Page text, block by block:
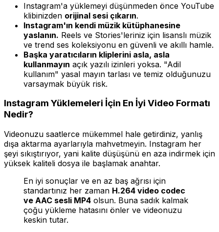
Instagram'a yüklemeyi düşünmeden önce YouTube
klibinizden orijinal sesi çıkarın.
Instagram'ın kendi müzik kütüphanesine
yaslanın. Reels ve Stories'leriniz için lisanslı müzik
ve trend ses koleksiyonu en güvenli ve akıllı hamle.
Başka yaratıcıların kliplerini asla, asla
kullanmayın açık yazılı izinleri yoksa. "Adil
kullanım" yasal mayın tarlası ve temiz olduğunuzu
varsaymak büyük risk.
Instagram Yüklemeleri İçin En İyi Video Formatı
Nedir?
Videonuzu saatlerce mükemmel hale getirdiniz, yanlış
dışa aktarma ayarlarıyla mahvetmeyin. Instagram her
şeyi sıkıştırıyor, yani kalite düşüşünü en aza indirmek için
yüksek kaliteli dosya ile başlamak anahtar.
En iyi sonuçlar ve en az baş ağrısı için
standartınız her zaman H.264 video codec
ve AAC sesli MP4 olsun. Buna sadık kalmak
çoğu yükleme hatasını önler ve videonuzu
keskin tutar.